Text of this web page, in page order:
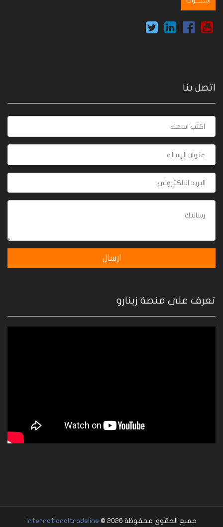
اتصل بنا
تعرف على منصة زينارو
جميع الحقوق محفوظة 2026 © internationaltradeline